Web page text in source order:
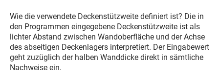
Wie die verwendete Deckenstützweite definiert ist? Die in
den Programmen eingegebene Deckenstützweite ist als
lichter Abstand zwischen Wandoberfläche und der Achse
des abseitigen Deckenlagers interpretiert. Der Eingabewert
geht zuzüglich der halben Wanddicke direkt in sämtliche
Nachweise ein.